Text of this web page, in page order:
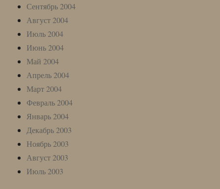
Сентябрь 2004
Август 2004
Июль 2004
Июнь 2004
Май 2004
Апрель 2004
Март 2004
Февраль 2004
Январь 2004
Декабрь 2003
Ноябрь 2003
Август 2003
Июль 2003